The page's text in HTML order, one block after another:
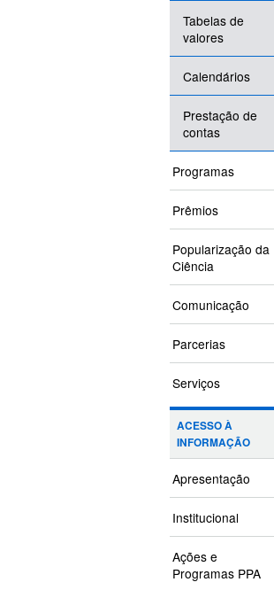
Tabelas de
valores
Calendários
Prestação de
contas
Programas
Prêmios
Popularização da
Ciência
Comunicação
Parcerias
Serviços
ACESSO À
INFORMAÇÃO
Apresentação
Institucional
Ações e
Programas PPA